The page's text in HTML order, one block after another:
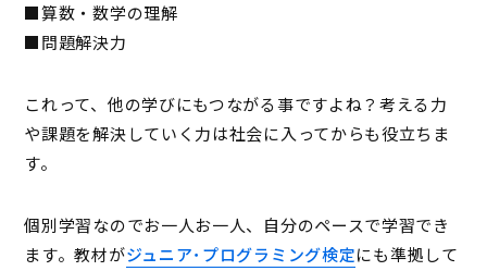
■算数・数学の理解
■問題解決力
これって、他の学びにもつながる事ですよね？考える力
や課題を解決していく力は社会に入ってからも役立ちま
す。
個別学習なのでお一人お一人、自分のペースで学習でき
ます。教材がジュニア･プログラミング検定にも準拠して